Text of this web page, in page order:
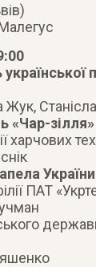
Жук,
«Чар-зілля»
харчових
ПАТ